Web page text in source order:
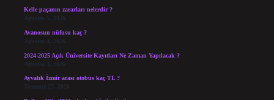
Kelle paçanın zararları nelerdir ?
Ağustos 5, 2026
Avanosun nüfusu kaç ?
Ağustos 4, 2026
2024-2025 Açık Üniversite Kayıtları Ne Zaman Yapılacak ?
Ağustos 3, 2026
Ayvalık İzmir arası otobüs kaç TL ?
Temmuz 27, 2026